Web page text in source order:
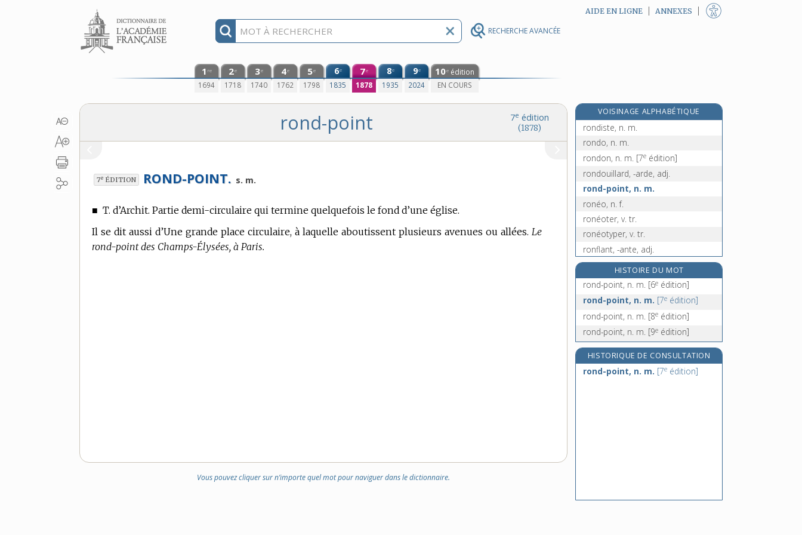
RECHERCHE AVANCÉE
Aller au contenu AIDE EN LIGNE ANNEXES
1 re
1694
2e
1718
3e
1740
4e
1762
5e
1798
6e
1835
7e
1878
8e
1935
9e
2024
10e édition
EN COURS
7e édition
(1878)
rond-point
7e ÉDITION ROND-POINT. s. m.
■ T. d’Archit. Partie demi-circulaire qui termine quelquefois le fond d’une église.
Il se dit aussi d’Une grande place circulaire, à laquelle aboutissent plusieurs avenues ou allées. Le
rond-point des Champs-Élysées, à Paris.
Vous pouvez cliquer sur n’importe quel mot pour naviguer dans le dictionnaire.
VOISINAGE ALPHABÉTIQUE
rondis, n. m.
rondiste, n. m.
rondo, n. m.
rondon, n. m. [7e édition]
rondouillard, -arde, adj.
rond-point, n. m.
ronéo, n. f.
ronéoter, v. tr.
ronéotyper, v. tr.
ronflant, -ante, adj.
ronflement, n. m.
ronfler, v. intr.
ronfleur, -euse, n.
rongement, n. m.
HISTOIRE DU MOT
rond-point, n. m. [6e édition]
rond-point, n. m. [7e édition]
rond-point, n. m. [8e édition]
rond-point, n. m. [9e édition]
HISTORIQUE DE CONSULTATION
rond-point, n. m. [7e édition]